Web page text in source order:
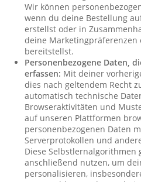
Wir können
wenn du deine Bestellung
erstellst oder in
deine
bereitstellst.
Personenbezogene Daten,
erfassen: Mit deiner
dies nach geltendem Recht
automatisch technische
Browseraktivitäten und
auf unseren Plattformen
personenbezogenen Daten
Serverprotokollen und
Diese Selbstlernalgorithmen
anschließend nutzen, um
personalisieren,